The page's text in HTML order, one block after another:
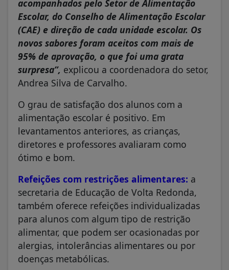
acompanhados pelo Setor de Alimentação
Escolar, do Conselho de Alimentação Escolar
(CAE) e direção de cada unidade escolar. Os
novos sabores foram aceitos com mais de
95% de aprovação, o que foi uma grata
surpresa”, explicou a coordenadora do setor,
Andrea Silva de Carvalho.
O grau de satisfação dos alunos com a
alimentação escolar é positivo. Em
levantamentos anteriores, as crianças,
diretores e professores avaliaram como
ótimo e bom.
Refeições com restrições alimentares: a
secretaria de Educação de Volta Redonda,
também oferece refeições individualizadas
para alunos com algum tipo de restrição
alimentar, que podem ser ocasionadas por
alergias, intolerâncias alimentares ou por
doenças metabólicas.